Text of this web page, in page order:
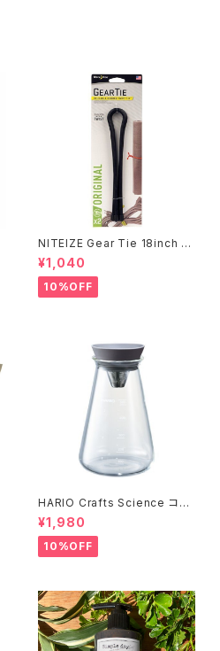
NITEIZE Gear Tie 18inch /
ブラック
¥1,040
10%OFF
HARIO Crafts Science コニ
カルティーピッチャー 500ml
¥1,980
10%OFF